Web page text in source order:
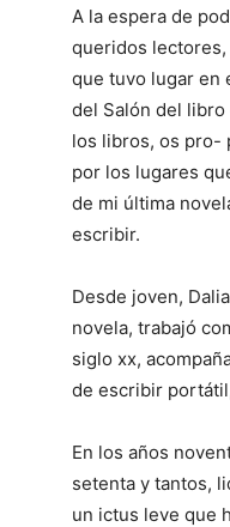
A la espera de
queridos
que tuvo lugar en
del Salón del libro
los libros, os pro-
por los lugares
de mi última
escribir.
Desde joven,
novela, trabajó
siglo xx,
de escribir
En los años
setenta y tantos,
un ictus leve que